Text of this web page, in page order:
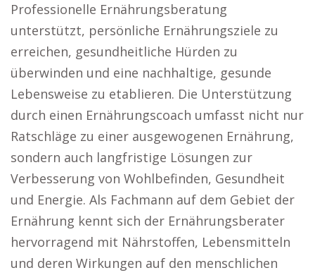
Professionelle Ernährungsberatung
unterstützt, persönliche Ernährungsziele zu
erreichen, gesundheitliche Hürden zu
überwinden und eine nachhaltige, gesunde
Lebensweise zu etablieren. Die Unterstützung
durch einen Ernährungscoach umfasst nicht nur
Ratschläge zu einer ausgewogenen Ernährung,
sondern auch langfristige Lösungen zur
Verbesserung von Wohlbefinden, Gesundheit
und Energie. Als Fachmann auf dem Gebiet der
Ernährung kennt sich der Ernährungsberater
hervorragend mit Nährstoffen, Lebensmitteln
und deren Wirkungen auf den menschlichen